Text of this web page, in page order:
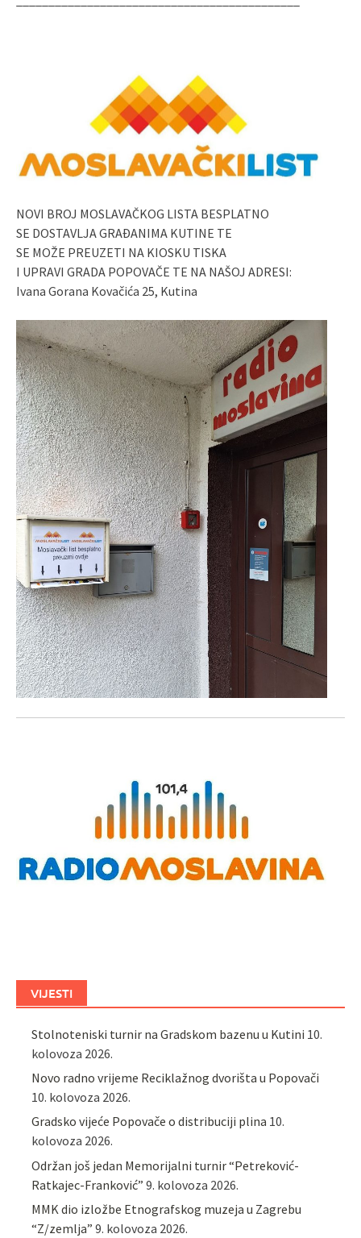
NOVI BROJ MOSLAVAČKOG LISTA BESPLATNO
SE DOSTAVLJA GRAĐANIMA KUTINE TE
SE MOŽE PREUZETI NA KIOSKU TISKA
I UPRAVI GRADA POPOVAČE TE NA NAŠOJ ADRESI:
Ivana Gorana Kovačića 25, Kutina
VIJESTI
Stolnoteniski turnir na Gradskom bazenu u Kutini 10.
kolovoza 2026.
Novo radno vrijeme Reciklažnog dvorišta u Popovači
10. kolovoza 2026.
Gradsko vijeće Popovače o distribuciji plina 10.
kolovoza 2026.
Održan još jedan Memorijalni turnir “Petreković-
Ratkajec-Franković” 9. kolovoza 2026.
MMK dio izložbe Etnografskog muzeja u Zagrebu
“Z/zemlja” 9. kolovoza 2026.